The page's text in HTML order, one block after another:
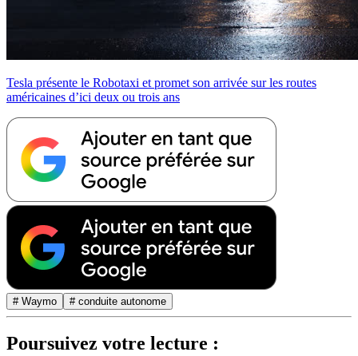
Tesla présente le Robotaxi et promet son arrivée sur les routes
américaines d’ici deux ou trois ans
# Waymo # conduite autonome
Poursuivez votre lecture :